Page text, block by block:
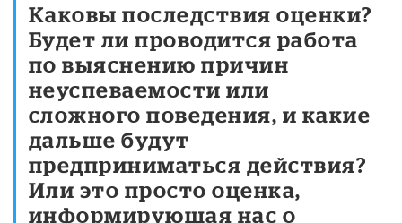
Каковы последствия оценки?
Будет ли проводится работа
по выяснению причин
неуспеваемости или
сложного поведения, и какие
дальше будут
предприниматься действия?
Или это просто оценка,
информирующая нас о